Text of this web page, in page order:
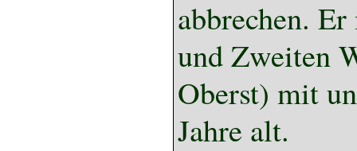
abbrechen.
und Zweiten
Oberst) mit
Jahre alt.